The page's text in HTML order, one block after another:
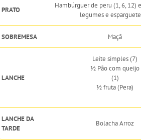
PRATO
Hambúrguer de peru (1, 6, 12)
legumes e
SOBREMESA Maçã
LANCHE
Leite simples (7)
½ Pão com queijo
(1)
½ fruta (Pera)
LANCHE DA
TARDE
Bolacha Arroz